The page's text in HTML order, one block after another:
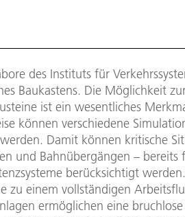
des Instituts für
Baukastens. Die Möglichkeit
ist ein wesentliches
können verschiedene
Damit können kritische
und Bahnübergängen –
berücksichtigt
zu einem vollständigen
ermöglichen eine